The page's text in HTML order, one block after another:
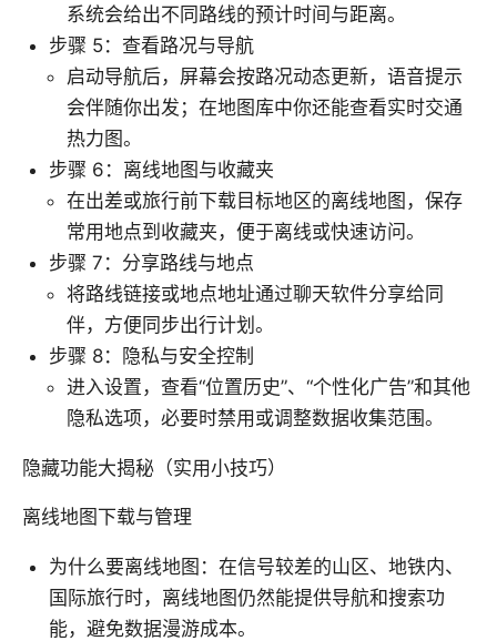
系统会给出不同路线的预计时间与距离。
步骤 5：查看路况与导航
启动导航后，屏幕会按路况动态更新，语音提示
会伴随你出发；在地图库中你还能查看实时交通
热力图。
步骤 6：离线地图与收藏夹
在出差或旅行前下载目标地区的离线地图，保存
常用地点到收藏夹，便于离线或快速访问。
步骤 7：分享路线与地点
将路线链接或地点地址通过聊天软件分享给同
伴，方便同步出行计划。
步骤 8：隐私与安全控制
进入设置，查看“位置历史”、“个性化广告”和其他
隐私选项，必要时禁用或调整数据收集范围。
隐藏功能大揭秘（实用小技巧）
离线地图下载与管理
为什么要离线地图：在信号较差的山区、地铁内、
国际旅行时，离线地图仍然能提供导航和搜索功
能，避免数据漫游成本。